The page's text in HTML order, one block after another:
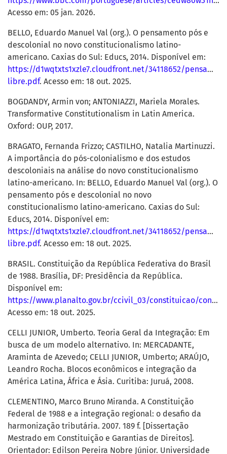
Acesso em: 05 jan. 2026.
BELLO, Eduardo Manuel Val (org.). O pensamento pós e
descolonial no novo constitucionalismo latino-
americano. Caxias do Sul: Educs, 2014. Disponível em:
https://d1wqtxts1xzle7.cloudfront.net/34118652/
libre.pdf. Acesso em: 18 out. 2025.
BOGDANDY, Armin von; ANTONIAZZI, Mariela Morales.
Transformative Constitutionalism in Latin America.
Oxford: OUP, 2017.
BRAGATO, Fernanda Frizzo; CASTILHO, Natalia Martinuzzi.
A importância do pós-colonialismo e dos estudos
descoloniais na análise do novo constitucionalismo
latino-americano. In: BELLO, Eduardo Manuel Val (org.). O
pensamento pós e descolonial no novo
constitucionalismo latino-americano. Caxias do Sul:
Educs, 2014. Disponível em:
https://d1wqtxts1xzle7.cloudfront.net/34118652/
libre.pdf. Acesso em: 18 out. 2025.
BRASIL. Constituição da República Federativa do Brasil
de 1988. Brasília, DF: Presidência da República.
Disponível em:
https://www.planalto.gov.br/ccivil_03/constituicao/constituicao.htm
Acesso em: 18 out. 2025.
CELLI JUNIOR, Umberto. Teoria Geral da Integração: Em
busca de um modelo alternativo. In: MERCADANTE,
Araminta de Azevedo; CELLI JUNIOR, Umberto; ARAÚJO,
Leandro Rocha. Blocos econômicos e integração da
América Latina, África e Ásia. Curitiba: Juruá, 2008.
CLEMENTINO, Marco Bruno Miranda. A Constituição
Federal de 1988 e a integração regional: o desafio da
harmonização tributária. 2007. 189 f. [Dissertação
Mestrado em Constituição e Garantias de Direitos].
Orientador: Edilson Pereira Nobre Júnior. Universidade